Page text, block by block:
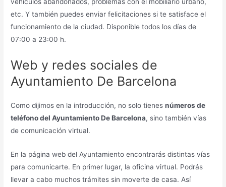
vehículos abandonados, problemas con el mobiliario urbano,
etc. Y también puedes enviar felicitaciones si te satisface el
funcionamiento de la ciudad. Disponible todos los días de
07:00 a 23:00 h.
Web y redes sociales de
Ayuntamiento De Barcelona
Como dijimos en la introducción, no solo tienesnúmeros de
teléfono del Ayuntamiento De Barcelona, sino también vías
de comunicación virtual.
En la página web del Ayuntamiento encontrarás distintas vías
para comunicarte. En primer lugar, la oficina virtual. Podrás
llevar a cabo muchos trámites sin moverte de casa. Así